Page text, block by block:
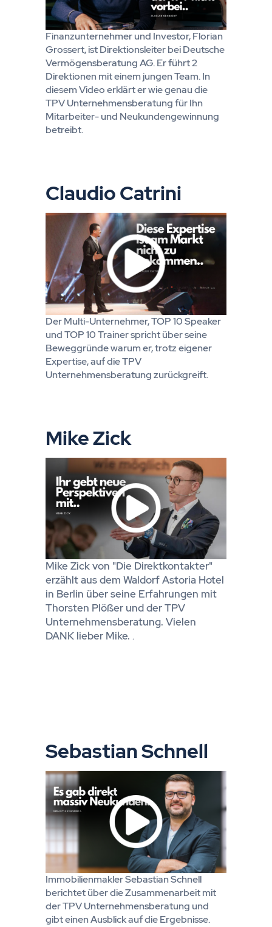
Finanzunternehmer und Investor, Florian
Grossert, ist Direktionsleiter bei Deutsche
Vermögensberatung AG. Er führt 2
Direktionen mit einem jungen Team. In
diesem Video erklärt er wie genau die
TPV Unternehmensberatung für Ihn
Mitarbeiter- und Neukundengewinnung
betreibt.
Claudio Catrini
Der Multi-Unternehmer, TOP 10 Speaker
und TOP 10 Trainer spricht über seine
Beweggründe warum er, trotz eigener
Expertise, auf die TPV
Unternehmensberatung zurückgreift.
Mike Zick
Mike Zick von "Die Direktkontakter"
erzählt aus dem Waldorf Astoria Hotel
in Berlin über seine Erfahrungen mit
Thorsten Plößer und der TPV
Unternehmensberatung. Vielen
DANK lieber Mike. .
Sebastian Schnell
Immobilienmakler Sebastian Schnell
berichtet über die Zusammenarbeit mit
der TPV Unternehmensberatung und
gibt einen Ausblick auf die Ergebnisse.